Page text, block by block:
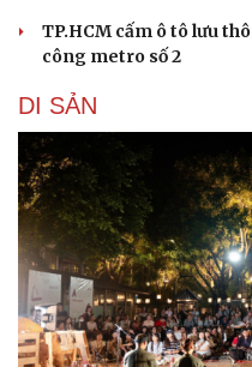
Du lịch
TP.HCM cấm ô tô lưu
công metro số 2
DI SẢN